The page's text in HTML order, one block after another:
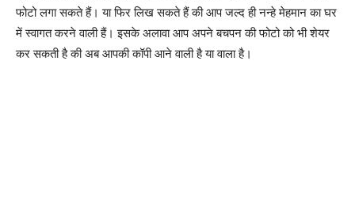
फोटो लगा सकते हैं। या फिर लिख सकते हैं की आप जल्द ही नन्हे मेहमान का घर
में स्वागत करने वाली हैं। इसके अलावा आप अपने बचपन की फोटो को भी शेयर
कर सकती है की अब आपकी कॉपी आने वाली है या वाला है।